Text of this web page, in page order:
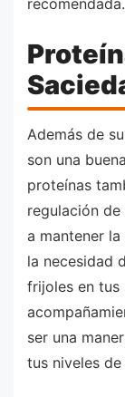
Además de
son una
proteínas
regulación
a mantener
la necesidad
frijoles en tus
ser una
tus niveles